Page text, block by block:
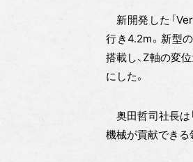
新開発した「
行き4.2m。新型
搭載し、Z軸の変
にした。
奥田哲司社長は
機械が貢献できる